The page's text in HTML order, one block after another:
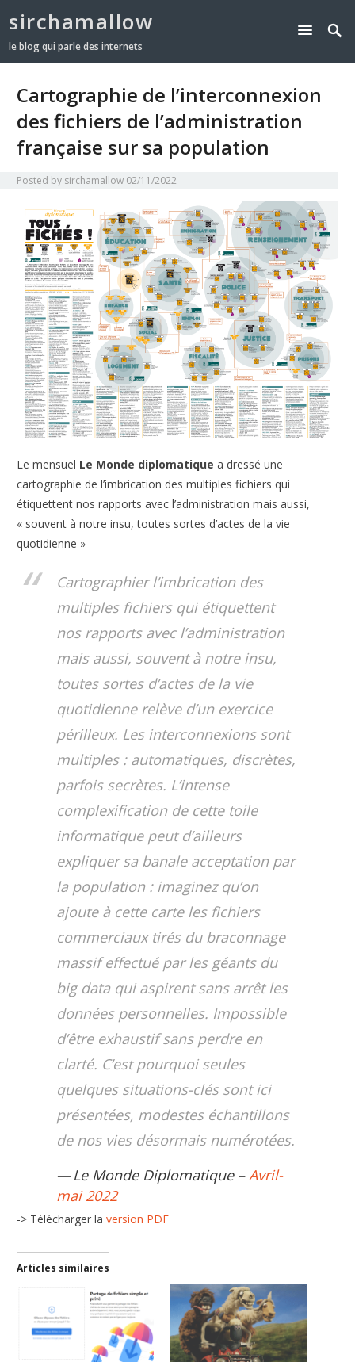
sirchamallow
le blog qui parle des internets
Cartographie de l’interconnexion
des fichiers de l’administration
française sur sa population
Posted by sirchamallow 02/11/2022
Le mensuel Le Monde diplomatique a dressé une
cartographie de l’imbrication des multiples fichiers qui
étiquettent nos rapports avec l’administration mais aussi,
« souvent à notre insu, toutes sortes d’actes de la vie
quotidienne »
Cartographier l’imbrication des
multiples fichiers qui étiquettent
nos rapports avec l’administration
mais aussi, souvent à notre insu,
toutes sortes d’actes de la vie
quotidienne relève d’un exercice
périlleux. Les interconnexions sont
multiples : automatiques, discrètes,
parfois secrètes. L’intense
complexification de cette toile
informatique peut d’ailleurs
expliquer sa banale acceptation par
la population : imaginez qu’on
ajoute à cette carte les fichiers
commerciaux tirés du braconnage
massif effectué par les géants du
big data qui aspirent sans arrêt les
données personnelles. Impossible
d’être exhaustif sans perdre en
clarté. C’est pourquoi seules
quelques situations-clés sont ici
présentées, modestes échantillons
de nos vies désormais numérotées.
Le Monde Diplomatique –Avril-
mai 2022
-> Télécharger laversion PDF
Articles similaires